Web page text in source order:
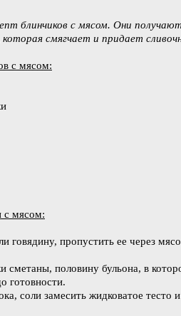
блинчиков с мясом. Они
смягчает и придает
с мясом:
с мясом:
говядину, пропустить ее через
сметаны, половину бульона, в
готовности.
соли замесить жидковатое тесто и